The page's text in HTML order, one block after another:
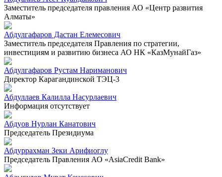
Заместитель председателя правления АО «Центр развития
Алматы»
Абдулгафаров Дастан Елемесович
Заместитель председателя Правления по стратегии,
инвестициям и развитию бизнеса АО НК «КазМунайГаз»
Абдулгафаров Рустам Нариманович
Директор Карагандинской ТЭЦ-3
Абдуллаев Калилла Насурлаевич
Информация отсутствует
Абдуов Нурлан Канатович
Председатель Президиума
Абдуррахман Зеки Арифиоглу
Председатель Правления АО «AsiaCredit Bank»